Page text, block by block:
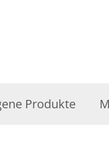
Produkte